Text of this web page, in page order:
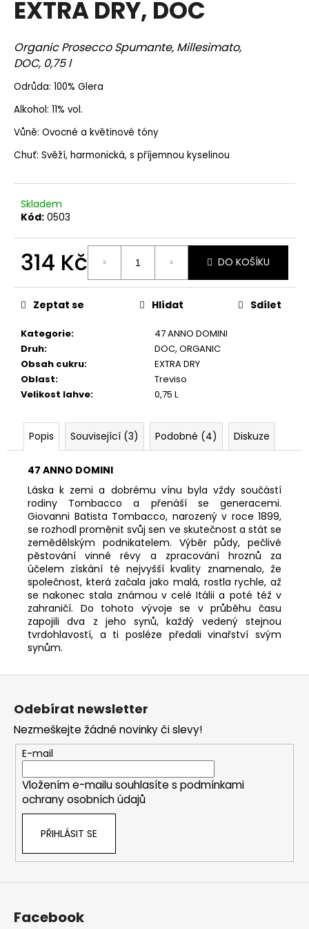
EXTRA DRY, DOC
Organic Prosecco Spumante, Millesimato,
DOC, 0,75 l
Odrůda: 100% Glera
Alkohol: 11% vol.
Vůně: Ovocné a květinové tóny
Chuť: Svěží, harmonická, s příjemnou kyselinou
Skladem
Kód: 0503
314 Kč
cena:
DO KOŠÍKU
Kategorie:
47 ANNO DOMINI
Druh: DOC, ORGANIC
Obsah cukru:
EXTRA DRY
Oblast:
Treviso
Velikost lahve: 0,75 L
Zeptat se Hlídat Sdílet
Popis Související (3) Podobné (4) Diskuze
47 ANNO DOMINI
Láska k zemi a dobrému vínu byla vždy součástí
rodiny Tombacco a přenáší se generacemi.
Giovanni Batista Tombacco, narozený v roce 1899,
se rozhodl proměnit svůj sen ve skutečnost a stát se
zemědělským podnikatelem. Výběr půdy, pečlivé
pěstování vinné révy a zpracování hroznů za
účelem získání té nejvyšší kvality znamenalo, že
společnost, která začala jako malá, rostla rychle, až
se nakonec stala známou v celé Itálii a poté též v
zahraničí. Do tohoto vývoje se v průběhu času
zapojili dva z jeho synů, každý vedený stejnou
tvrdohlavostí, a ti posléze předali vinařství svým
synům.
a
í
t
?
HLEDAT
D
o
p
o
u
č
u
e
m
e
ZANOTTO
EXTRA
BRUT,
DOCG
375
Kč
Z
Odebírat newsletter
Nezmeškejte žádné novinky či slevy!
E-mail
Vložením e-mailu souhlasíte s podmínkami
ochrany osobních údajů
PŘIHLÁSIT SE
Facebook